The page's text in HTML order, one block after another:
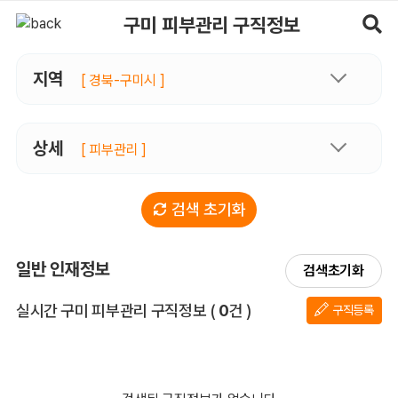
구미 피부관리 구직정보
지역 [ 경북-구미시 ]
상세 [ 피부관리 ]
검색 초기화
일반 인재정보 검색초기화
실시간 구미 피부관리 구직정보 전체 목록
( 0건 ) 구직등록